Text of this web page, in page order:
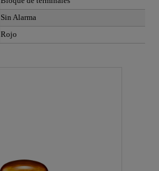
Sin Alarma
Rojo